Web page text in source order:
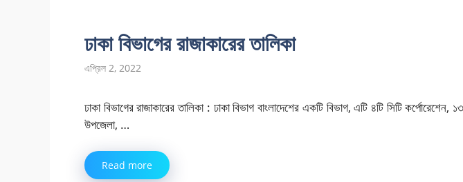
ঢাকা বিভাগের রাজাকারের তালিকা
এপ্রিল 2, 2022
ঢাকা বিভাগের রাজাকারের তালিকা : ঢাকা বিভাগ বাংলাদেশের একটি বিভাগ, এটি ৪টি সিটি
উপজেলা, …
Read more